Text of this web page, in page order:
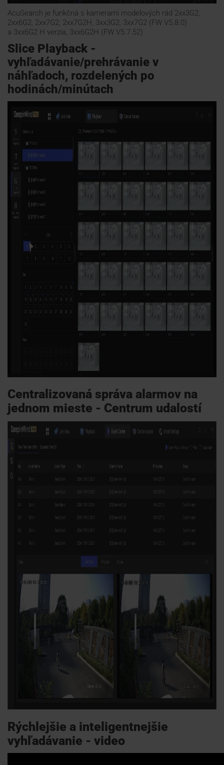
AcuSearch je funkčná s kamerami modelových rád 2xx3G2,
2xx6G2, 2xx7G2, 2xx7G2H, 3xx3G2, 3xx7G2 (FW V5.8.0)
a 3xx6G2 H verzia, 3xx6G2H (FW V5.7.52)
Slice Playback -
vyhľadávanie/prehrávanie v
náhľadoch, rozdelených po
hodinách/minútach
Centralizovaná správa alarmov na
jednom mieste - Centrum udalostí
Rýchlejšie a inteligentnejšie
vyhľadávanie - video